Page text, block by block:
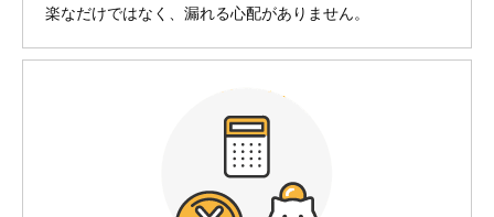
楽なだけではなく、漏れる心配がありません。